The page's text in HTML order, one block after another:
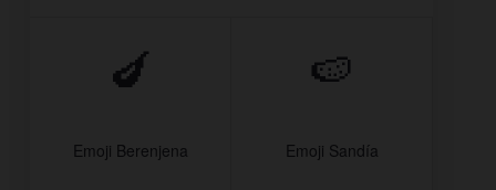
🍆
Emoji Berenjena
🍉
Emoji Sandía